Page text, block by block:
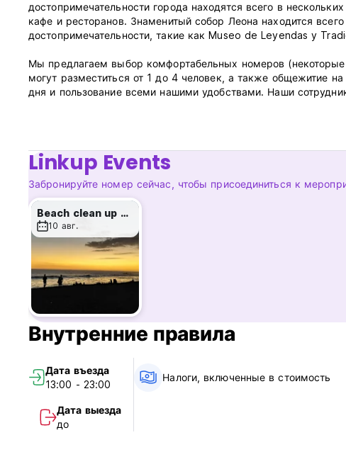
достопримечательности города находятся всего в
кафе и ресторанов. Знаменитый собор Леона находится
достопримечательности, такие как Museo de Leyendas y
Мы предлагаем выбор комфортабельных номеров
могут разместиться от 1 до 4 человек, а также общежитие
дня и пользование всеми нашими удобствами. Наши
Правила и условия хостела Tortuga Booluda:
Политика отмены: за 24 часа до прибытия.
Заезд с 13:00.
Выезд до 11:00.
Оплата по прибытии наличными.
Налоги включены.
Завтрак включен.
Общий:
Стойка регистрации работает круглосуточно.
Без комендантского часа.
Подходит для детей. (Auto-translated from original language)
Linkup Events
Забронируйте номер сейчас, чтобы присоединиться к
Beach clean up & bonfire!
10 авг.
Внутренние правила
Дата въезда
13:00 - 23:00
Дата выезда
до
Налоги, включенные в стоимость